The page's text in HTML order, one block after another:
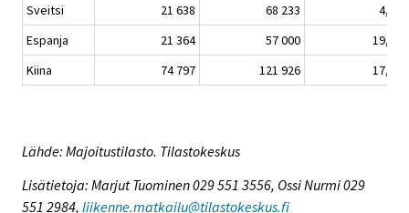
Sveitsi
21 638 68 233
4,9
Espanja
21 364 57 000
19,2
Kiina
74 797 121 926 17,6
Lähde: Majoitustilasto. Tilastokeskus
Lisätietoja: Marjut Tuominen 029 551 3556, Ossi Nurmi 029
551 2984, liikenne.matkailu@tilastokeskus.fi